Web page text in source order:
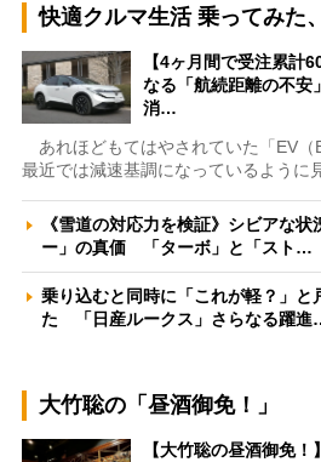
快適クルマ生活 乗ってみた
【4ヶ月間で受注累計
なる「航続距離の不安
消…
あれほどもてはやされていた「EV（
最近では減速基調になっているように
《雪道の対応力を検証》シビアな
ー」の真価 「ターボ」と「スト…
乗り込むと同時に「これが軽？」と
た 「日産ルークス」さらなる躍
大竹聡の「昼酒御免！」
【大竹聡の昼酒御免！